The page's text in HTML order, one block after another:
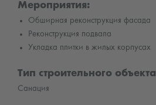
Мероприятия:
Обширная реконструкция фасада
Реконструкция подвала
Укладка плитки в жилых корпусах
Тип строительного объекта
Санация